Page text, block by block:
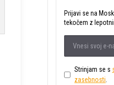
Prijavi se na
tekočem z
Strinjam se s
zasebnosti